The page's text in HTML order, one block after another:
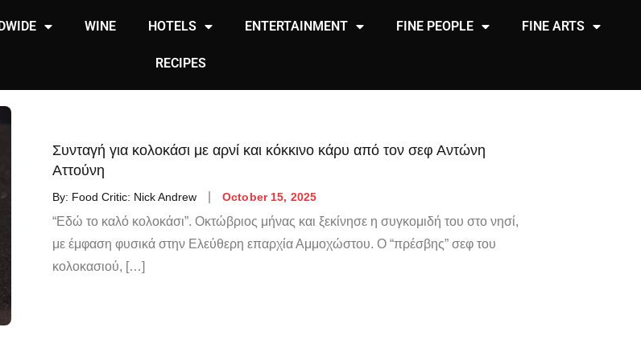
WINE HOTELS ENTERTAINMENT FINE PEOPLE FINE ARTS
RECIPES
Συνταγή για κολοκάσι με αρνί και κόκκινο κάρυ από τον σεφ Αντώνη
Αττούνη
By: Food Critic: Nick Andrew October 15, 2025
“Εδώ το καλό κολοκάσι”. Οκτώβριος μήνας και ξεκίνησε η συγκομιδή του στο νησί,
με έμφαση φυσικά στην Ελεύθερη επαρχία Αμμοχώστου. Ο “πρέσβης” σεφ του
κολοκασιού, […]